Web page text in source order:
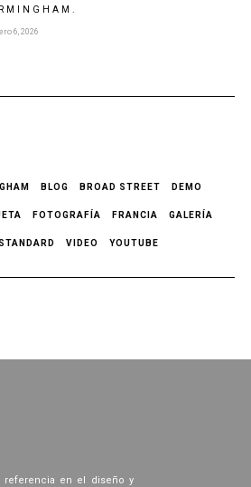
6, 2026
BLOG BROAD STREET DEMO
FOTOGRAFÍA FRANCIA GALERÍA
STANDARD VIDEO YOUTUBE
referencia en el diseño y